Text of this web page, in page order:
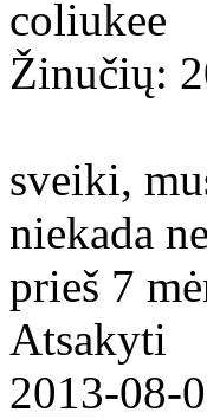
coliukee
Žinučių:
sveiki,
niekada
prieš 7
Atsakyti
2013-08-